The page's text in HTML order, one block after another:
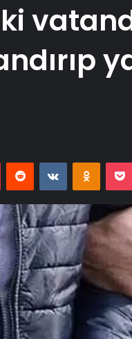
PinterestReddit VKontakte